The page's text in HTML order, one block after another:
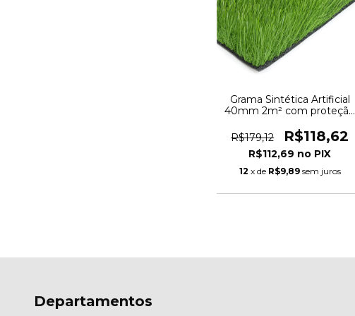
Grama Sintética Artificial
40mm 2m² com proteção
1,00m
R$179,12 R$118,62
R$112,69
12 x de R$9,89 sem juros
Departamentos